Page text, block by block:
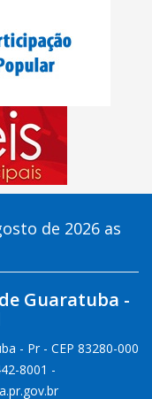
de 2026 as
Guaratuba -
- Pr - CEP 83280-000
8001 -